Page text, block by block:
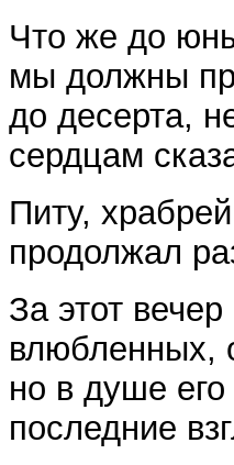
Что же до
мы должны
до десерта,
сердцам
Питу,
продолжал
За этот
влюбленных,
но в душе его
последние